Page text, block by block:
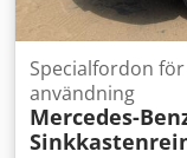
Specialfordon
användning
Mercedes-